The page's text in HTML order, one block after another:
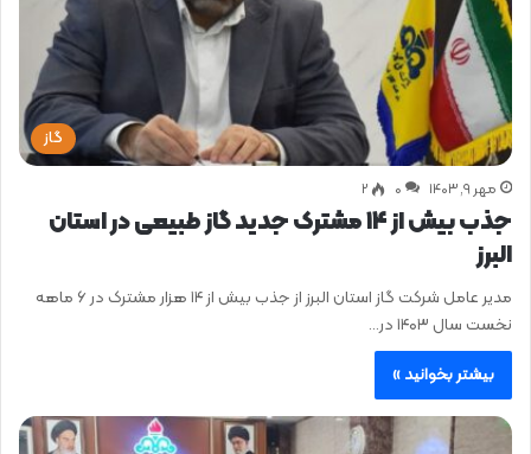
گاز
مهر ۹, ۱۴۰۳ 0 ۲
جذب بیش از ۱۴ مشترک جدید گاز طبیعی در استان
البرز
مدیر عامل شرکت گاز استان البرز از جذب بیش از ۱۴ هزار مشترک در ۶ ماهه
نخست سال ۱۴۰۳ در…
بیشتر بخوانید »